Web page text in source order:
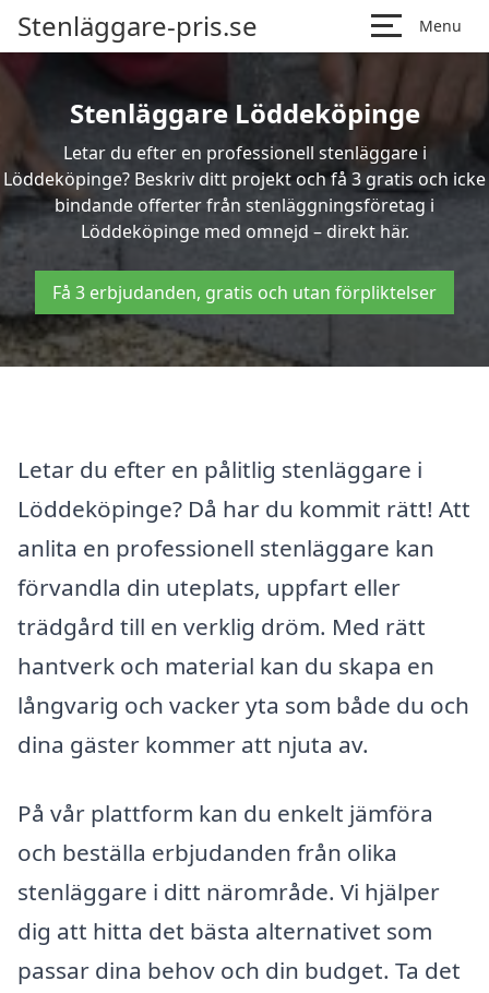
Stenläggare-pris.se Menu
Stenläggare Löddeköpinge
Letar du efter en professionell stenläggare i
Löddeköpinge? Beskriv ditt projekt och få 3 gratis och icke
bindande offerter från stenläggningsföretag i
Löddeköpinge med omnejd – direkt här.
Få 3 erbjudanden, gratis och utan förpliktelser
Letar du efter en pålitlig stenläggare i
Löddeköpinge? Då har du kommit rätt! Att
anlita en professionell stenläggare kan
förvandla din uteplats, uppfart eller
trädgård till en verklig dröm. Med rätt
hantverk och material kan du skapa en
långvarig och vacker yta som både du och
dina gäster kommer att njuta av.
På vår plattform kan du enkelt jämföra
och beställa erbjudanden från olika
stenläggare i ditt närområde. Vi hjälper
dig att hitta det bästa alternativet som
passar dina behov och din budget. Ta det